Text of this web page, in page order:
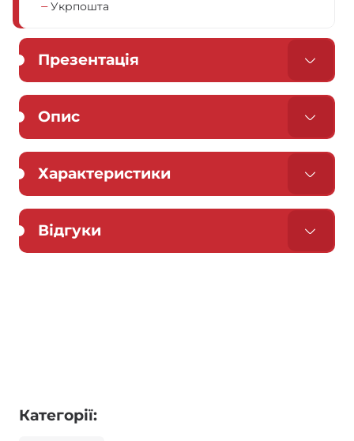
Укрпошта
Презентація
Опис
Характеристики
Відгуки
Категорії: